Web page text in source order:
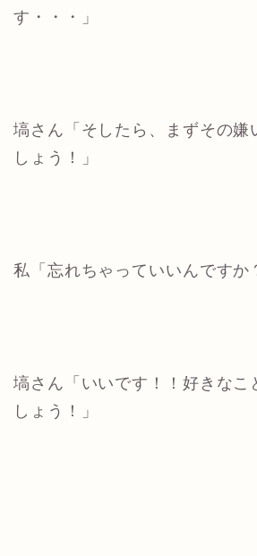
す・・・」
塙さん「そしたら、まずその嫌
しょう！」
私「忘れちゃっていいんですか
塙さん「いいです！！好きなこ
しょう！」